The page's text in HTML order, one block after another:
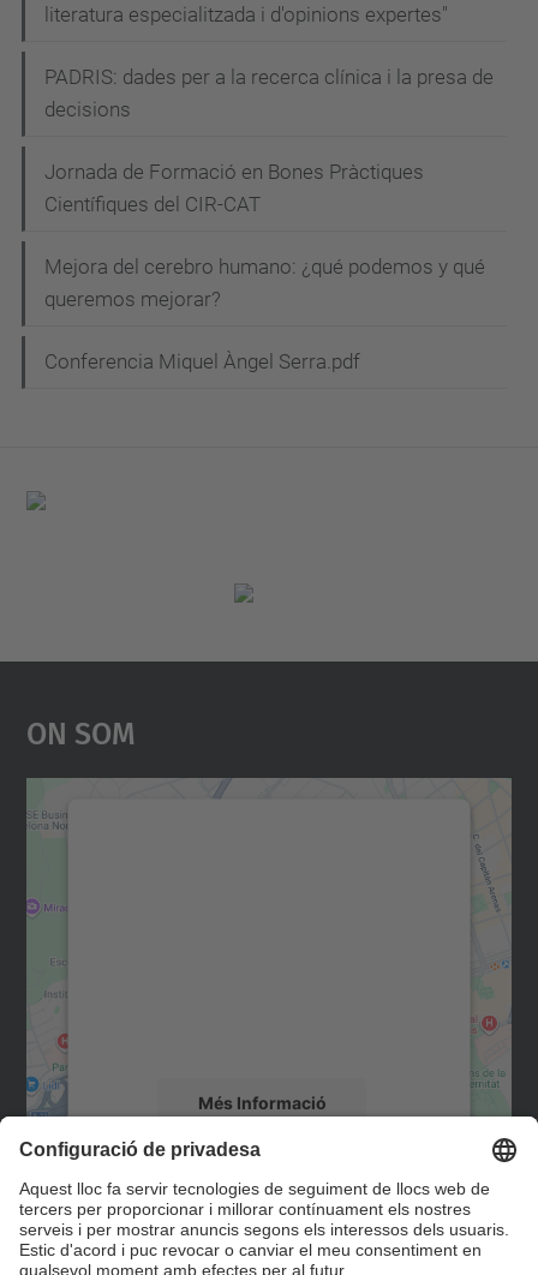
literatura especialitzada i d'opinions expertes"
PADRIS: dades per a la recerca clínica i la presa de
decisions
Jornada de Formació en Bones Pràctiques
Científiques del CIR-CAT
Mejora del cerebro humano: ¿qué podemos y qué
queremos mejorar?
Conferencia Miquel Àngel Serra.pdf
On Som
Més Informació
powered byUsercentrics Consent
Management Platform
Contacte